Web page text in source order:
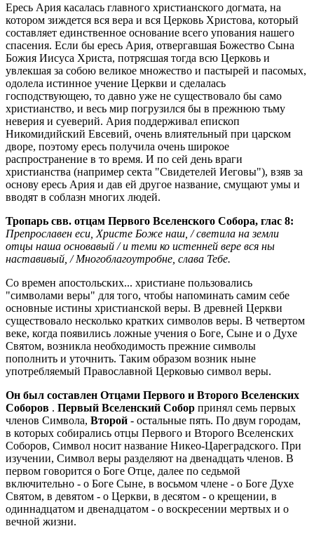
Ересь Ария касалась главного христианского догмата, на
котором зиждется вся вера и вся Церковь Христова, который
составляет единственное основание всего упования нашего
спасения. Если бы ересь Ария, отвергавшая Божество Сына
Божия Иисуса Христа, потрясшая тогда всю Церковь и
увлекшая за собою великое множество и пастырей и пасомых,
одолела истинное учение Церкви и сделалась
господствующею, то давно уже не существовало бы само
христианство, и весь мир погрузился бы в прежнюю тьму
неверия и суеверий. Ария поддерживал епископ
Никомидийский Евсевий, очень влиятельный при царском
дворе, поэтому ересь получила очень широкое
распространение в то время. И по сей день враги
христианства (например секта "Свидетелей Иеговы"), взяв за
основу ересь Ария и дав ей другое название, смущают умы и
вводят в соблазн многих людей.
Тропарь свв. отцам Первого Вселенского Собора, глас 8:
Препрославен еси, Христе Боже наш, / светила на земли
отцы наша основавый / и теми ко истенней вере вся ны
наставивый, / Многоблагоутробне, слава Тебе.
Со времен апостольских... христиане пользовались
"символами веры" для того, чтобы напоминать самим себе
основные истины христианской веры. В древней Церкви
существовало несколько кратких символов веры. В четвертом
веке, когда появились ложные учения о Боге, Сыне и о Духе
Святом, возникла необходимость прежние символы
пополнить и уточнить. Таким образом возник ныне
употребляемый Православной Церковью символ веры.
Он был составлен Отцами Первого и Второго Вселенских
Соборов . Первый Вселенский Собор принял семь первых
членов Символа, Второй - остальные пять. По двум городам,
в которых собирались отцы Первого и Второго Вселенских
Соборов, Символ носит название Никео-Цареградского. При
изучении, Символ веры разделяют на двенадцать членов. В
первом говорится о Боге Отце, далее по седьмой
включительно - о Боге Сыне, в восьмом члене - о Боге Духе
Святом, в девятом - о Церкви, в десятом - о крещении, в
одиннадцатом и двенадцатом - о воскресении мертвых и о
вечной жизни.